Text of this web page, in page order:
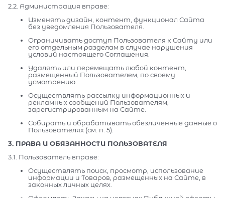
2.2. Администрация вправе:
Изменять дизайн, контент, функционал Сайта
без уведомления Пользователя.
Ограничивать доступ Пользователя к Сайту или
его отдельным разделам в случае нарушения
условий настоящего Соглашения.
Удалять или перемещать любой контент,
размещенный Пользователем, по своему
усмотрению.
Осуществлять рассылку информационных и
рекламных сообщений Пользователям,
зарегистрированным на Сайте.
Собирать и обрабатывать обезличенные данные о
Пользователях (см. п. 5).
3. ПРАВА И ОБЯЗАННОСТИ ПОЛЬЗОВАТЕЛЯ
3.1. Пользователь вправе:
Осуществлять поиск, просмотр, использование
информации и Товаров, размещенных на Сайте, в
законных личных целях.